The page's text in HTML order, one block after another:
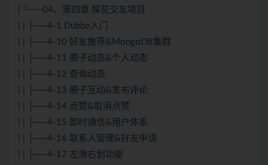
| └──04、第四章 探花交友项目
| | ├──4-1 Dubbo入门
| | ├──4-10 好友推荐&MongoDB集群
| | ├──4-11 圈子动态&个人动态
| | ├──4-12 查询动态
| | ├──4-13 圈子互动&发布评论
| | ├──4-14 点赞&取消点赞
| | ├──4-15 即时通信&用户体系
| | ├──4-16 联系人管理&好友申请
| | ├──4-17 左滑右划功能